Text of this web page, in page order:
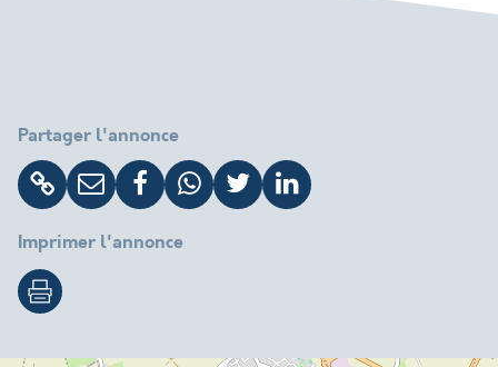
Partager l'annonce
Imprimer l'annonce